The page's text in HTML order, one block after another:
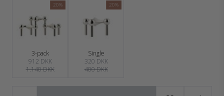
20%
3-pack
912 DKK
1.140 DKK
20%
Single
320 DKK
400 DKK